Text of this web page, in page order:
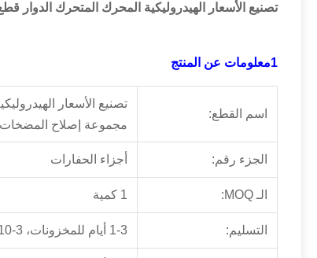
تصنيع الأسعار الهيدروليكية المحرك المتحرك الدوار
1معلومات عن المنتج
اسم القطع:
تصنيع الأسعار
مجموعة إصلاح المضخات
الجزء رقم: أجزاء الحفارات
الـ MOQ: 1 كمية
التسليم: 1-3 أيام للمخزونات، 3-10 أيام لغير المخزونات